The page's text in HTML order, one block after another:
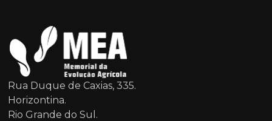
Rua Duque de Caxias, 335.
Horizontina.
Rio Grande do Sul.